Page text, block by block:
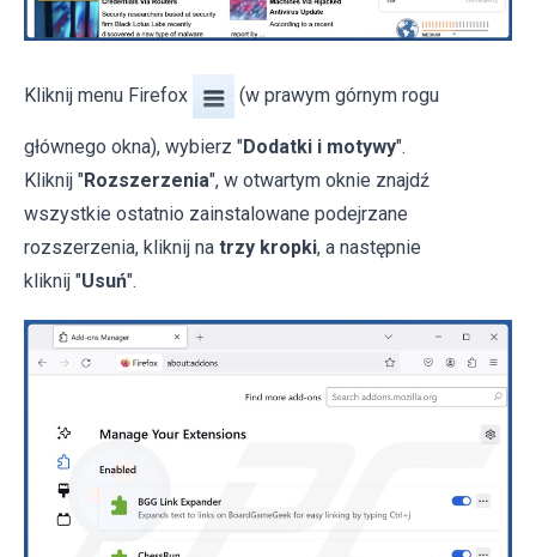
Kliknij menu Firefox (w prawym górnym rogu
głównego okna), wybierz "Dodatki i motywy".
Kliknij "Rozszerzenia", w otwartym oknie znajdź
wszystkie ostatnio zainstalowane podejrzane
rozszerzenia, kliknij na trzy kropki, a następnie
kliknij "Usuń".